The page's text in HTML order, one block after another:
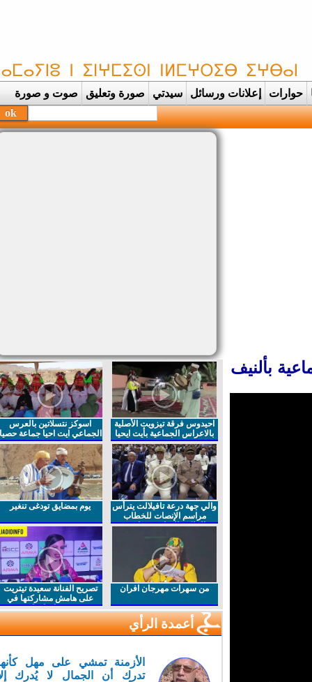
حوارات إعلانات ورسائل سيدتي صورة وتعليق صوت و صورة
بألنيف
احيدوس فرقة تيزويت الأصلية
بالاعراس الجماعية بأيت ايحيا
اسوكز نتسلاتين بالعرس
الجماعي ايت احيا جماعة حصيا
والي جهة درعة تافيلالت يترأس
مراسم الإنصات للخطاب
الملكي السامي بمناسبة
يوم بمضايق تودغى تنغير
من سهرات مهرجان افران
تصريح الفنانة سعيدة تيتريت
على هامش مشاركتها في
مهرجان افران
أعمدة الرأي
الأزمنة تمشي على مهل كأنها
تدرك أن الجمال لا يُدرك إلا